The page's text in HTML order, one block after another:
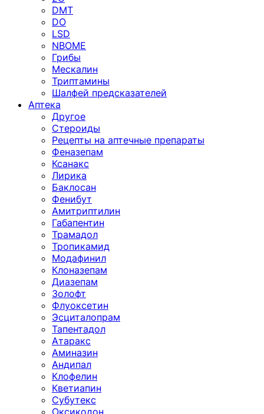
DMT
DO
LSD
NBOME
Грибы
Мескалин
Триптамины
Шалфей предсказателей
Аптека
Другое
Стероиды
Рецепты на аптечные препараты
Феназепам
Ксанакс
Лирика
Баклосан
Фенибут
Амитриптилин
Габапентин
Трамадол
Тропикамид
Модафинил
Клоназепам
Диазепам
Золофт
Флуоксетин
Эсциталопрам
Тапентадол
Атаракс
Аминазин
Андипал
Клофелин
Кветиапин
Субутекс
Оксикодон